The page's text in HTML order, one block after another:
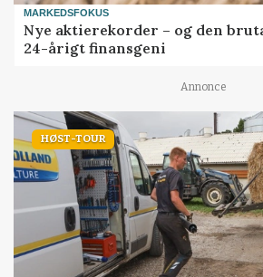
MARKEDSFOKUS
Nye aktierekorder – og den
24-årigt finansgeni
Annonce
HØST-TOUR